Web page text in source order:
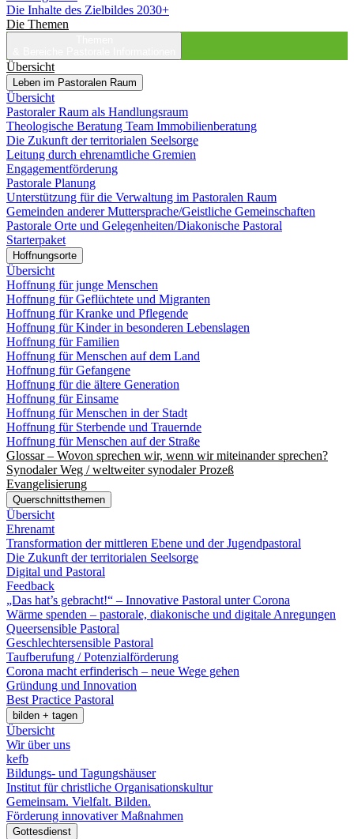
Die Inhalte des Zielbildes 2030+
Die Themen
Übersicht
Leben im Pastoralen Raum
Übersicht
Pastoraler Raum als Handlungsraum
Theologische Beratung Team Immobilienberatung
Die Zukunft der territorialen Seelsorge
Leitung durch ehrenamtliche Gremien
Engagementförderung
Pastorale Planung
Unterstützung für die Verwaltung im Pastoralen Raum
Gemeinden anderer Muttersprache/Geistliche Gemeinschaften
Pastorale Orte und Gelegenheiten/Diakonische Pastoral
Starterpaket
Hoffnungsorte
Übersicht
Hoffnung für junge Menschen
Hoffnung für Geflüchtete und Migranten
Hoffnung für Kranke und Pflegende
Hoffnung für Kinder in besonderen Lebenslagen
Hoffnung für Familien
Hoffnung für Menschen auf dem Land
Hoffnung für Gefangene
Hoffnung für die ältere Generation
Hoffnung für Einsame
Hoffnung für Menschen in der Stadt
Hoffnung für Sterbende und Trauernde
Hoffnung für Menschen auf der Straße
Glossar – Wovon sprechen wir, wenn wir miteinander sprechen?
Synodaler Weg / weltweiter synodaler Prozeß
Evangelisierung
Querschnittsthemen
Übersicht
Ehrenamt
Transformation der mittleren Ebene und der Jugendpastoral
Die Zukunft der territorialen Seelsorge
Digital und Pastoral
Feedback
„Das hat’s gebracht!“ – Innovative Pastoral unter Corona
Wärme spenden – pastorale, diakonische und digitale Anregungen
Queersensible Pastoral
Geschlechtersensible Pastoral
Taufberufung / Potenzialförderung
Corona macht erfinderisch – neue Wege gehen
Gründung und Innovation
Best Practice Pastoral
bilden + tagen
Übersicht
Wir über uns
kefb
Bildungs- und Tagungshäuser
Institut für christliche Organisationskultur
Gemeinsam. Vielfalt. Bilden.
Förderung innovativer Maßnahmen
Gottesdienst